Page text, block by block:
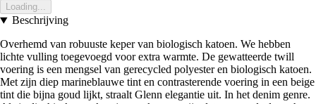
Loading...
Beschrijving
Overhemd van robuuste keper van biologisch katoen. We hebben
lichte vulling toegevoegd voor extra warmte. De gewatteerde twill
voering is een mengsel van gerecycled polyester en biologisch katoen.
Met zijn diep marineblauwe tint en contrasterende voering in een beige
tint die bijna goud lijkt, straalt Glenn elegantie uit. In het denim genre.